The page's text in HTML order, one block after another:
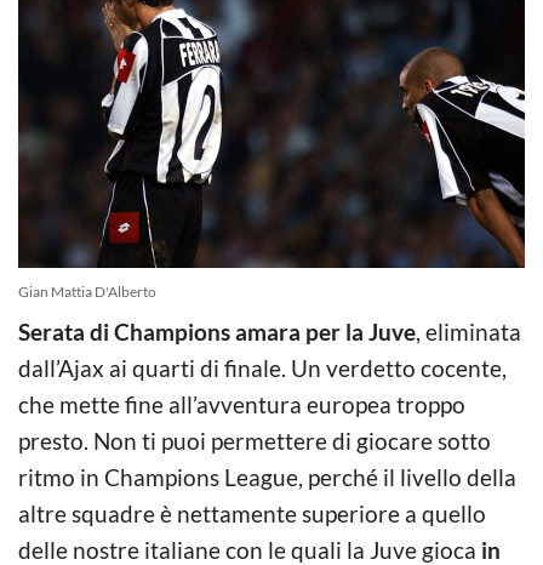
Gian Mattia D'Alberto
Serata di Champions amara per la Juve, eliminata
dall’Ajax ai quarti di finale. Un verdetto cocente,
che mette fine all’avventura europea troppo
presto. Non ti puoi permettere di giocare sotto
ritmo in Champions League, perché il livello della
altre squadre è nettamente superiore a quello
delle nostre italiane con le quali la Juve gioca in